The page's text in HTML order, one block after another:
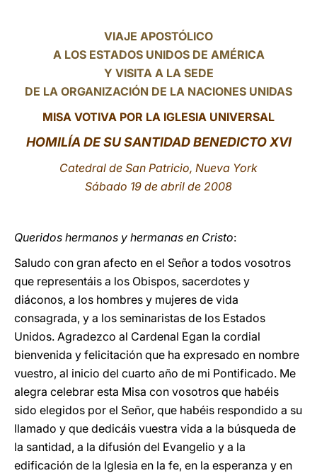
中文
VIAJE APOSTÓLICO
A LOS ESTADOS UNIDOS DE AMÉRICA
Y VISITA A LA SEDE
DE LA ORGANIZACIÓN DE LA NACIONES UNIDAS
MISA VOTIVA POR LA IGLESIA UNIVERSAL
HOMILÍA DE SU SANTIDAD BENEDICTO XVI
Catedral de San Patricio, Nueva York
Sábado 19 de abril de 2008
Queridos hermanos y hermanas en Cristo:
Saludo con gran afecto en el Señor a todos vosotros
que representáis a los Obispos, sacerdotes y
diáconos, a los hombres y mujeres de vida
consagrada, y a los seminaristas de los Estados
Unidos. Agradezco al Cardenal Egan la cordial
bienvenida y felicitación que ha expresado en nombre
vuestro, al inicio del cuarto año de mi Pontificado. Me
alegra celebrar esta Misa con vosotros que habéis
sido elegidos por el Señor, que habéis respondido a su
llamado y que dedicáis vuestra vida a la búsqueda de
la santidad, a la difusión del Evangelio y a la
edificación de la Iglesia en la fe, en la esperanza y en